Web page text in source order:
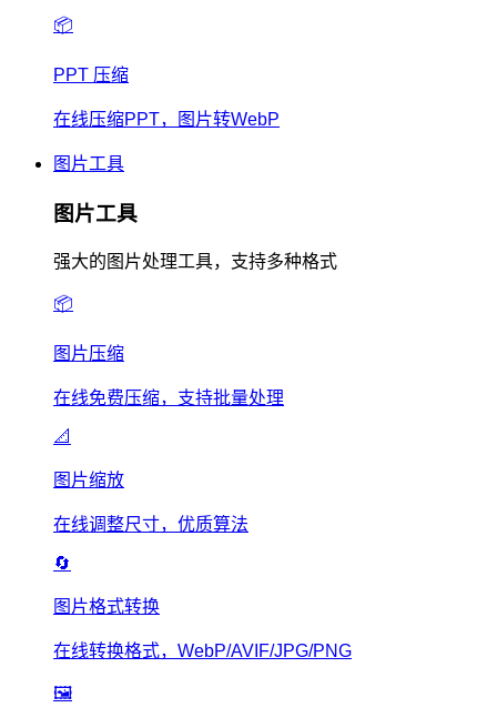
📦
PPT 压缩
在线压缩PPT，图片转WebP
图片工具
图片工具
强大的图片处理工具，支持多种格式
📦
图片压缩
在线免费压缩，支持批量处理
📐
图片缩放
在线调整尺寸，优质算法
🔄
图片格式转换
在线转换格式，WebP/AVIF/JPG/PNG
🖼️